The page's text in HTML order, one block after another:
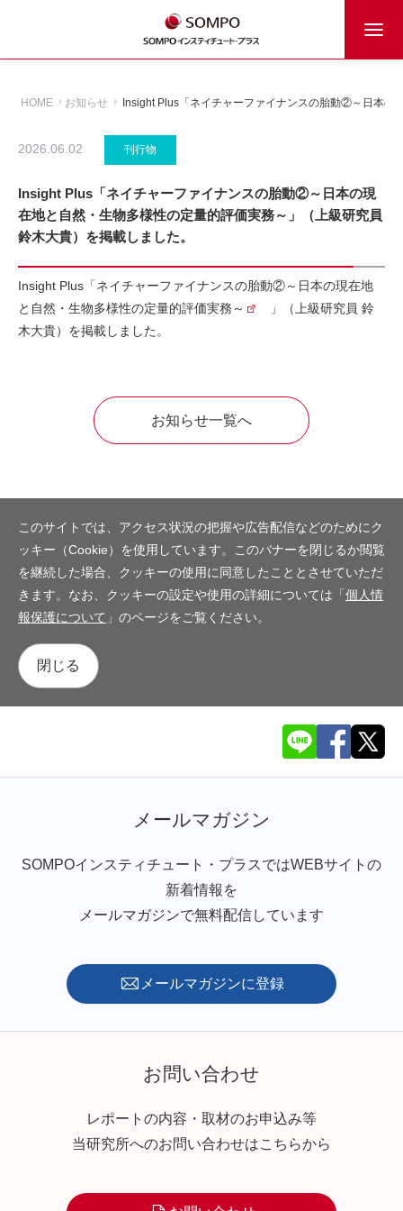
HOME お知らせ Insight Plus「ネイチャーファイナンスの胎動②～日本の
2026.06.02 刊行物
Insight Plus「ネイチャーファイナンスの胎動②～日本の現
在地と自然・生物多様性の定量的評価実務～」（上級研究員
鈴木大貴）を掲載しました。
Insight Plus「ネイチャーファイナンスの胎動②～日本の現在地
と自然・生物多様性の定量的評価実務～
」（上級研究員 鈴
木大貴）を掲載しました。
お知らせ一覧へ
このサイトでは、アクセス状況の把握や広告配信などのためにク
ッキー（Cookie）を使用しています。このバナーを閉じるか閲覧
を継続した場合、クッキーの使用に同意したこととさせていただ
きます。なお、クッキーの設定や使用の詳細については「個人情
報保護について 」のページをご覧ください。
閉じる
メールマガジン
SOMPOインスティチュート・プラスではWEBサイトの
新着情報を
メールマガジンで無料配信しています
メールマガジンに登録
お問い合わせ
レポートの内容・取材のお申込み等
当研究所へのお問い合わせはこちらから